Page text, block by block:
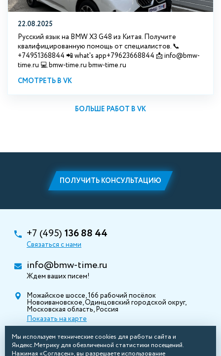
22.08.2025
Русский язык на BMW X3 G48 из Китая. Получите
квалифицированную помощь от специалистов. 📞
+74951368844 📲 what's app+79623668844 📩 info@bmw-
time.ru 💻 bmw-time.ru bmw-time.ru
СМОТРЕТЬ В VK
БОЛЬШЕ РАБОТ В VK
ПОЛУЧИТЬ КОНСУЛЬТАЦИЮ
+7 (495) 136 88 44
Связаться с нами
info@bmw-time.ru
Ждем ваших писем!
Можайское шоссе, 166 рабочий посёлок
Новоивановское, Одинцовский городской округ,
Московская область, Россия
Показать на карте
Мы используем технические cookies для работы сайта и
Яндекс.Метрику для обезличенной статистики посещений.
Нажимая «Согласен», вы разрешаете использование